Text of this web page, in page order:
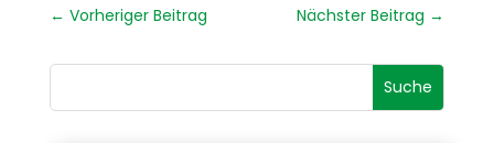
← Vorheriger Beitrag Nächster Beitrag →